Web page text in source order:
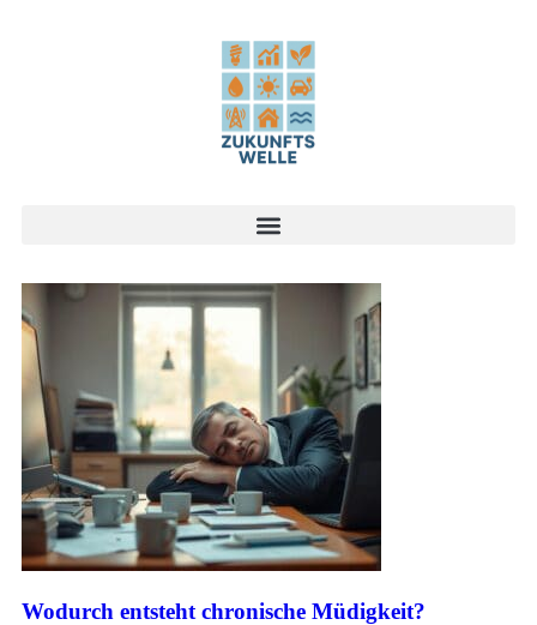
Wodurch entsteht chronische Müdigkeit?